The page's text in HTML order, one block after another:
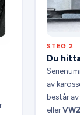
STEG 2
Du
av
består
eller